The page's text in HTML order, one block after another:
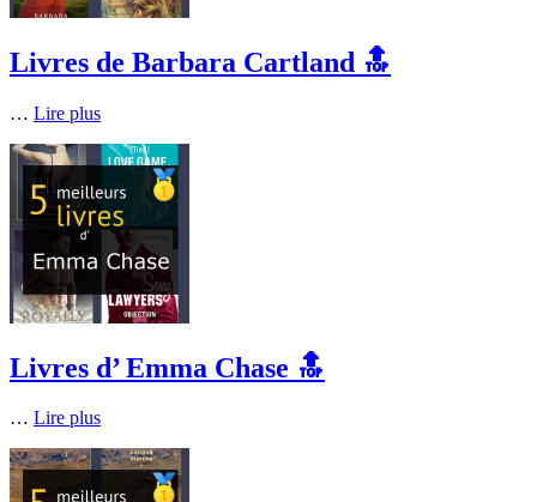
Livres de Barbara Cartland 🔝
… Lire plus
Livres d’ Emma Chase 🔝
… Lire plus